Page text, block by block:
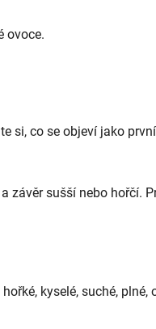
ovoce.
co se objeví jako
sušší nebo hořčí.
kyselé, suché,